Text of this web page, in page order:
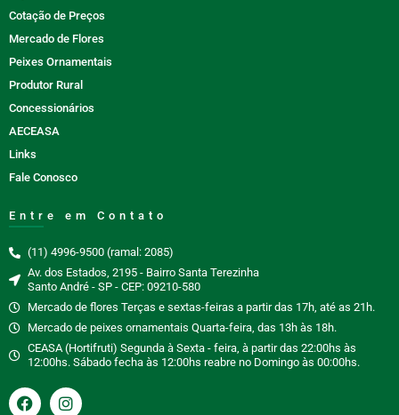
Cotação de Preços
Mercado de Flores
Peixes Ornamentais
Produtor Rural
Concessionários
AECEASA
Links
Fale Conosco
Entre em Contato
(11) 4996-9500 (ramal: 2085)
Av. dos Estados, 2195 - Bairro Santa Terezinha
Santo André - SP - CEP: 09210-580
Mercado de flores Terças e sextas-feiras a partir das 17h, até as 21h.
Mercado de peixes ornamentais Quarta-feira, das 13h às 18h.
CEASA (Hortifruti) Segunda à Sexta - feira, à partir das 22:00hs às
12:00hs. Sábado fecha às 12:00hs reabre no Domingo às 00:00hs.